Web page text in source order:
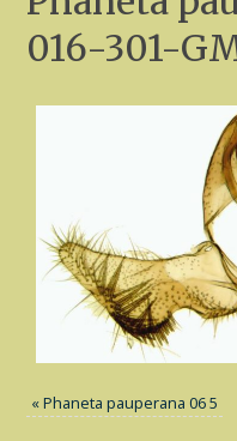
016-301-
«Phaneta pauperana 06 5